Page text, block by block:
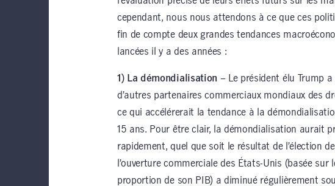
cependant, nous nous attendons à ce que ces
fin de compte deux grandes tendances
lancées il y a des années :
1) La démondialisation – Le président élu Trump
d’autres partenaires commerciaux mondiaux des
ce qui accélérerait la tendance à la
15 ans. Pour être clair, la démondialisation aurait
rapidement, quel que soit le résultat de l’élection
l’ouverture commerciale des États-Unis (basée
proportion de son PIB) a diminué régulièrement